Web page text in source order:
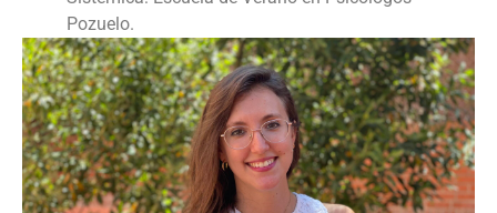
Pozuelo.